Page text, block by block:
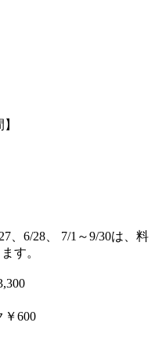
、6/28、 7/1～9/30は、料
す。
￥600